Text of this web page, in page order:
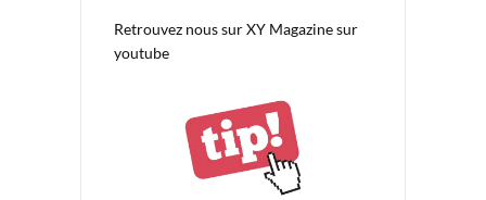
Retrouvez nous surXY Magazine sur
youtube